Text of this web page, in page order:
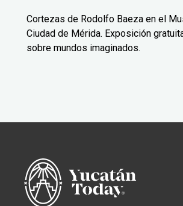
Cortezas de Rodolfo Baeza en el
Ciudad de Mérida. Exposición
sobre mundos imaginados.